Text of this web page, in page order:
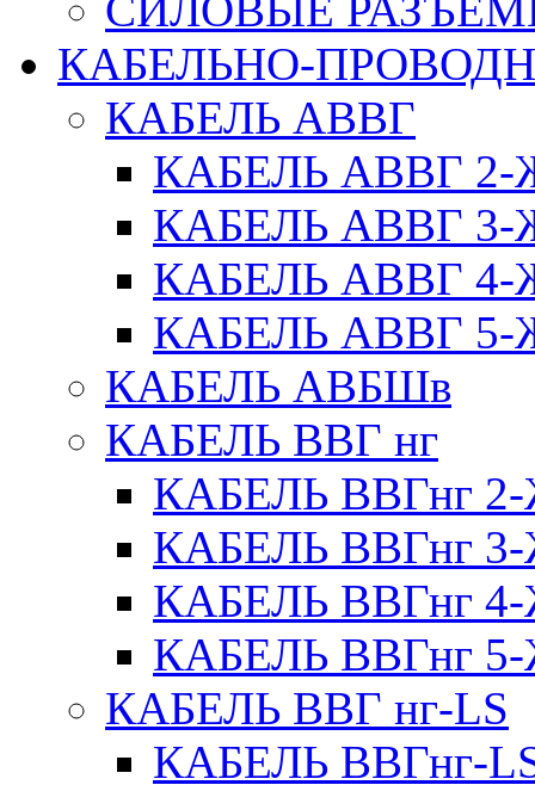
КАБЕЛЬНО-
КАБЕЛЬ АВВГ
КАБЕЛЬ АВВГ
КАБЕЛЬ АВВГ
КАБЕЛЬ АВВГ
КАБЕЛЬ АВВГ
КАБЕЛЬ АВБШв
КАБЕЛЬ ВВГ нг
КАБЕЛЬ ВВГнг
КАБЕЛЬ ВВГнг
КАБЕЛЬ ВВГнг
КАБЕЛЬ ВВГнг
КАБЕЛЬ ВВГ нг-LS
КАБЕЛЬ ВВГнг-